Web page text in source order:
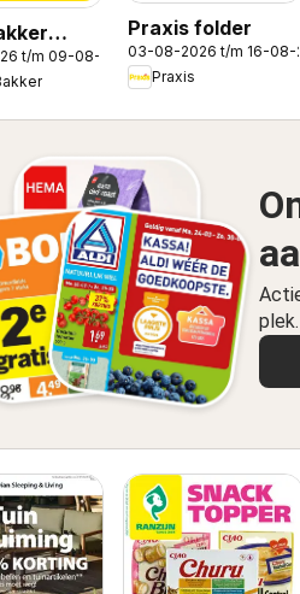
t/m 09-08-2026
Praxis folder
03-08-2026 t/m 16-08-
Praxis